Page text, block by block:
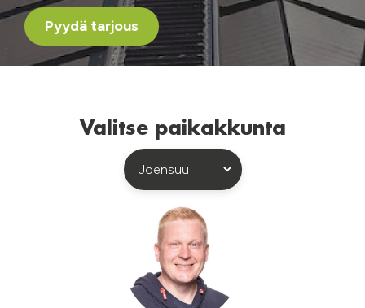
Pyydä tarjous
Valitse paikakkunta